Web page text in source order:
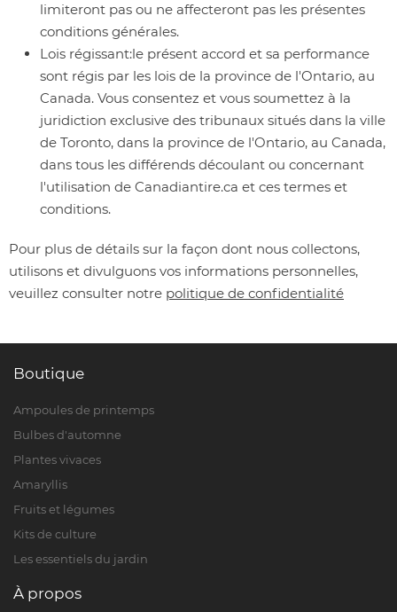
limiteront pas ou ne affecteront pas les présentes
conditions générales.
Lois régissant:le présent accord et sa performance
sont régis par les lois de la province de l'Ontario, au
Canada. Vous consentez et vous soumettez à la
juridiction exclusive des tribunaux situés dans la ville
de Toronto, dans la province de l'Ontario, au Canada,
dans tous les différends découlant ou concernant
l'utilisation de Canadiantire.ca et ces termes et
conditions.
Pour plus de détails sur la façon dont nous collectons,
utilisons et divulguons vos informations personnelles,
veuillez consulter notre politique de confidentialité
Boutique
Ampoules de printemps
Bulbes d'automne
Plantes vivaces
Amaryllis
Fruits et légumes
Kits de culture
Les essentiels du jardin
À propos